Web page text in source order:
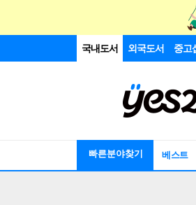
국내도서 외국도서 중고
빠른분야찾기 베스트